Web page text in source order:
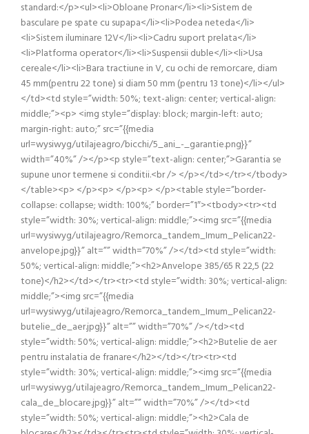
standard:</p><ul><li>Obloane Pronar</li><li>Sistem de
basculare pe spate cu supapa</li><li>Podea neteda</li>
<li>Sistem iluminare 12V</li><li>Cadru suport prelata</li>
<li>Platforma operator</li><li>Suspensii duble</li><li>Usa
cereale</li><li>Bara tractiune in V, cu ochi de remorcare, diam
45 mm(pentru 22 tone) si diam 50 mm (pentru 13 tone)</li></ul>
</td><td style=”width: 50%; text-align: center; vertical-align:
middle;”><p> <img style=”display: block; margin-left: auto;
margin-right: auto;” src=”{{media
url=wysiwyg/utilajeagro/bicchi/5_ani_-_garantie.png}}”
width=”40%” /></p><p style=”text-align: center;”>Garantia se
supune unor termene si conditii.<br /> </p></td></tr></tbody>
</table><p> </p><p> </p><p> </p><table style=”border-
collapse: collapse; width: 100%;” border=”1″><tbody><tr><td
style=”width: 30%; vertical-align: middle;”><img src=”{{media
url=wysiwyg/utilajeagro/Remorca_tandem_Imum_Pelican22-
anvelope.jpg}}” alt=”” width=”70%” /></td><td style=”width:
50%; vertical-align: middle;”><h2>Anvelope 385/65 R 22,5 (22
tone)</h2></td></tr><tr><td style=”width: 30%; vertical-align:
middle;”><img src=”{{media
url=wysiwyg/utilajeagro/Remorca_tandem_Imum_Pelican22-
butelie_de_aer.jpg}}” alt=”” width=”70%” /></td><td
style=”width: 50%; vertical-align: middle;”><h2>Butelie de aer
pentru instalatia de franare</h2></td></tr><tr><td
style=”width: 30%; vertical-align: middle;”><img src=”{{media
url=wysiwyg/utilajeagro/Remorca_tandem_Imum_Pelican22-
cala_de_blocare.jpg}}” alt=”” width=”70%” /></td><td
style=”width: 50%; vertical-align: middle;”><h2>Cala de